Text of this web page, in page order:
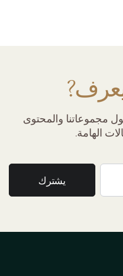
مجموعاتنا والمحتوى
الهامة.